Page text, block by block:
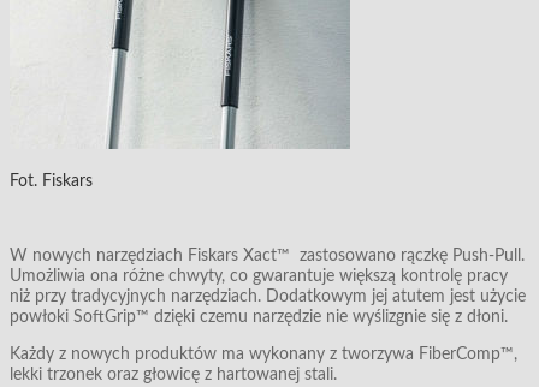
Fot. Fiskars
W nowych narzędziach Fiskars Xact™ zastosowano rączkę Push-Pull.
Umożliwia ona różne chwyty, co gwarantuje większą kontrolę pracy
niż przy tradycyjnych narzędziach. Dodatkowym jej atutem jest użycie
powłoki SoftGrip™ dzięki czemu narzędzie nie wyślizgnie się z dłoni.
Każdy z nowych produktów ma wykonany z tworzywa FiberComp™,
lekki trzonek oraz głowicę z hartowanej stali.